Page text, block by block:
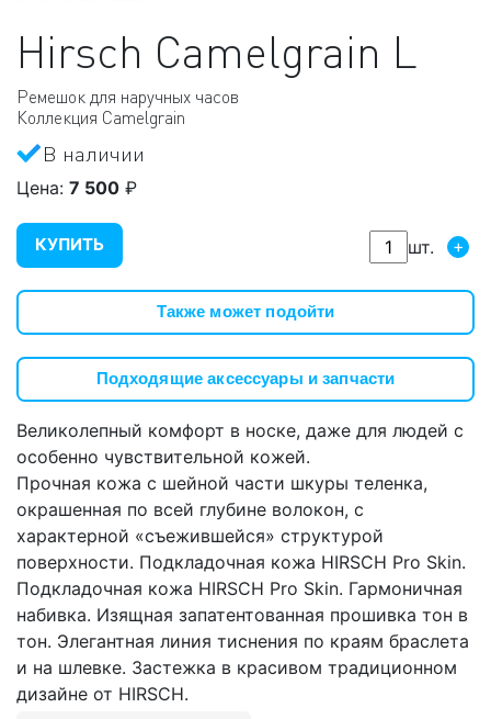
Hirsch Camelgrain L
Ремешок для наручных часов
Коллекция Camelgrain
В наличии
Цена: 7 500 ₽
КУПИТЬ шт. +
Также может подойти
Подходящие аксессуары и запчасти
Великолепный комфорт в носке, даже для людей с
особенно чувствительной кожей.
Прочная кожа с шейной части шкуры теленка,
окрашенная по всей глубине волокон, с
характерной «съежившейся» структурой
поверхности. Подкладочная кожа HIRSCH Pro Skin.
Подкладочная кожа HIRSCH Pro Skin. Гармоничная
набивка. Изящная запатентованная прошивка тон в
тон. Элегантная линия тиснения по краям браслета
и на шлевке. Застежка в красивом традиционном
дизайне от HIRSCH.